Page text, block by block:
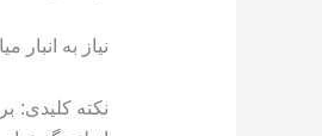
نیاز به انبار
نکته کلیدی: